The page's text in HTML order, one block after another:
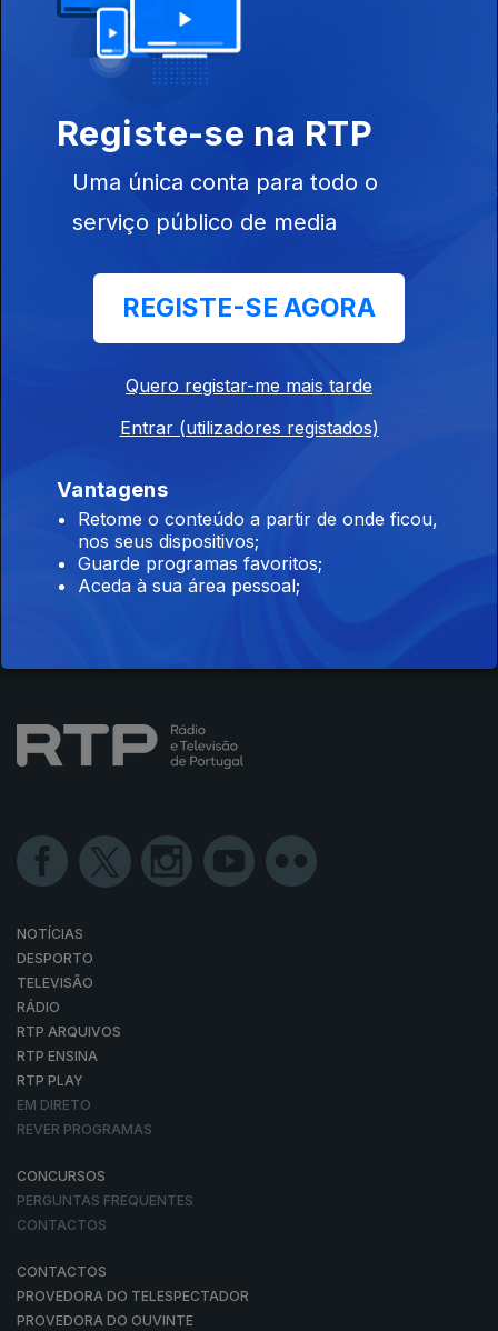
Este conteúdo faz parte de Andebol
Andebol
Masculino: Final da
Taça de Portugal
Andebol Feminino:
Final da Taça de
Andebol:
Instale a aplicaçãoRTP Play
Disponível para iOS, Android, Apple TV, Android TV e
CarPlay
NOTÍCIAS
DESPORTO
TELEVISÃO
RÁDIO
RTP ARQUIVOS
RTP ENSINA
RTP PLAY
EM DIRETO
REVER PROGRAMAS
CONCURSOS
PERGUNTAS FREQUENTES
CONTACTOS
CONTACTOS
PROVEDORA DO TELESPECTADOR
PROVEDORA DO OUVINTE
Registe-se na RTP
Uma única conta para todo o
serviço público de media
REGISTE-SE AGORA
Quero registar-me mais tarde
Entrar (utilizadores registados)
Vantagens
Retome o conteúdo a partir de onde ficou,
nos seus dispositivos;
Guarde programas favoritos;
Aceda à sua área pessoal;